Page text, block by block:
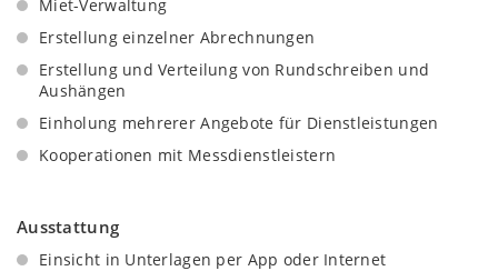
Miet-Verwaltung
Erstellung einzelner Abrechnungen
Erstellung und Verteilung von Rundschreiben und
Aushängen
Einholung mehrerer Angebote für Dienstleistungen
Kooperationen mit Messdienstleistern
Ausstattung
Einsicht in Unterlagen per App oder Internet